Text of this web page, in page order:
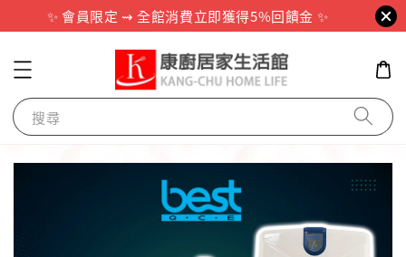
✨ 會員限定 ⇝ 全館消費立即獲得5%回饋金 ✨
搜尋